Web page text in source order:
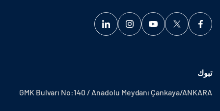
تبوك
GMK Bulvarı No:140 / Anadolu Meydanı Çankaya/ANKARA